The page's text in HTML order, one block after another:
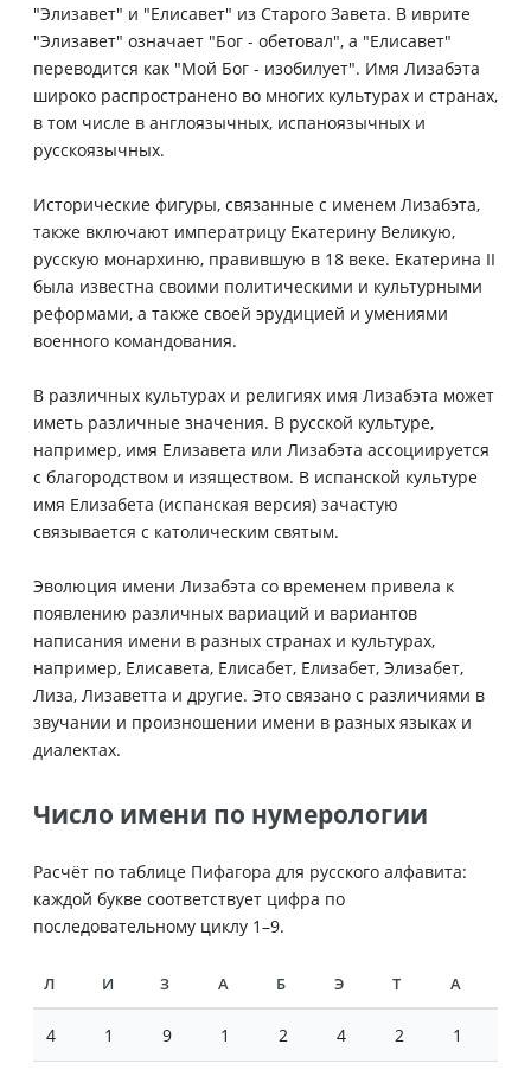
"Элизавет" и "Елисавет" из Старого Завета. В иврите
"Элизавет" означает "Бог - обетовал", а "Елисавет"
переводится как "Мой Бог - изобилует". Имя Лизабэта
широко распространено во многих культурах и странах,
в том числе в англоязычных, испаноязычных и
русскоязычных.
Исторические фигуры, связанные с именем Лизабэта,
также включают императрицу Екатерину Великую,
русскую монархиню, правившую в 18 веке. Екатерина II
была известна своими политическими и культурными
реформами, а также своей эрудицией и умениями
военного командования.
В различных культурах и религиях имя Лизабэта может
иметь различные значения. В русской культуре,
например, имя Елизавета или Лизабэта ассоциируется
с благородством и изяществом. В испанской культуре
имя Елизабета (испанская версия) зачастую
связывается с католическим святым.
Эволюция имени Лизабэта со временем привела к
появлению различных вариаций и вариантов
написания имени в разных странах и культурах,
например, Елисавета, Елисабет, Елизабет, Элизабет,
Лиза, Лизаветта и другие. Это связано с различиями в
звучании и произношении имени в разных языках и
диалектах.
Число имени по нумерологии
Расчёт по таблице Пифагора для русского алфавита:
каждой букве соответствует цифра по
последовательному циклу 1–9.
Л И З А Б Э Т А
4 1 9 1 2 4 2 1